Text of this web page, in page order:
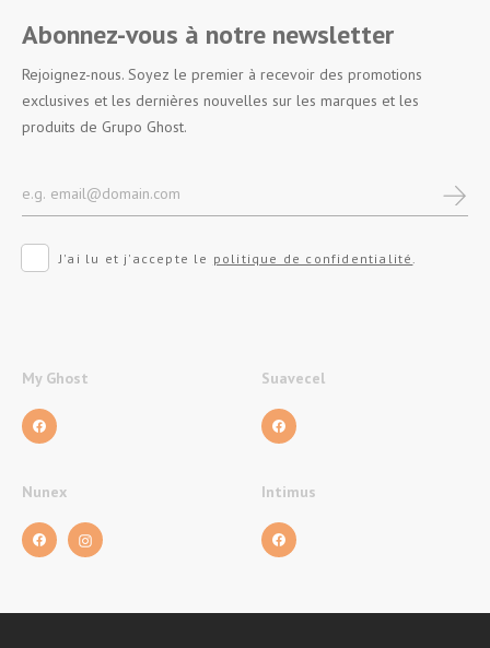
Abonnez-vous à notre newsletter
Rejoignez-nous. Soyez le premier à recevoir des promotions
exclusives et les dernières nouvelles sur les marques et les
produits de Grupo Ghost.
J'ai lu et j'accepte le politique de confidentialité
My Ghost Suavecel
Nunex Intimus